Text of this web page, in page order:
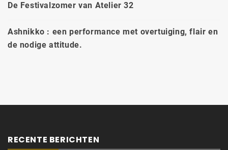
De Festivalzomer van Atelier 32
Ashnikko : een performance met overtuiging, flair en
de nodige attitude.
RECENTE BERICHTEN